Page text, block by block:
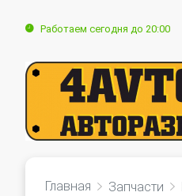
Работаем сегодня до 20:00
Главная Запчасти